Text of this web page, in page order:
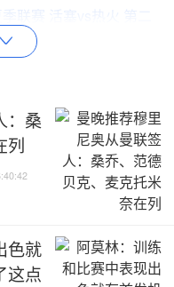
联赛 活塞vs热火 第二
联赛 活塞vs热火 第三
联赛 活塞vs热火 第四
链接到其他网站播放。

：桑
列
色就
这点